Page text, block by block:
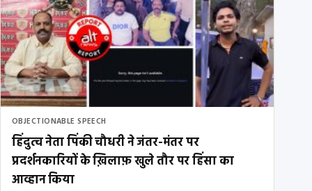
OBJECTIONABLE SPEECH
हिंदुत्व नेता पिंकी चौधरी ने जंतर-मंतर पर
प्रदर्शनकारियों के ख़िलाफ़ खुले तौर पर हिंसा का
आव्हान किया